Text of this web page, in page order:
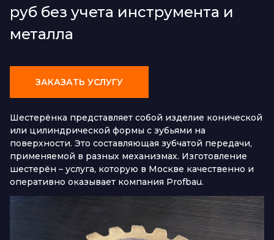
руб без учета инструмента и
металла
ЗАКАЗАТЬ УСЛУГУ
Шестерёнка представляет собой изделие конической
или цилиндрической формы с зубьями на
поверхности. Это составляющая зубчатой передачи,
применяемой в разных механизмах. Изготовление
шестерён – услуга, которую в Москве качественно и
оперативно оказывает компания Profbau.